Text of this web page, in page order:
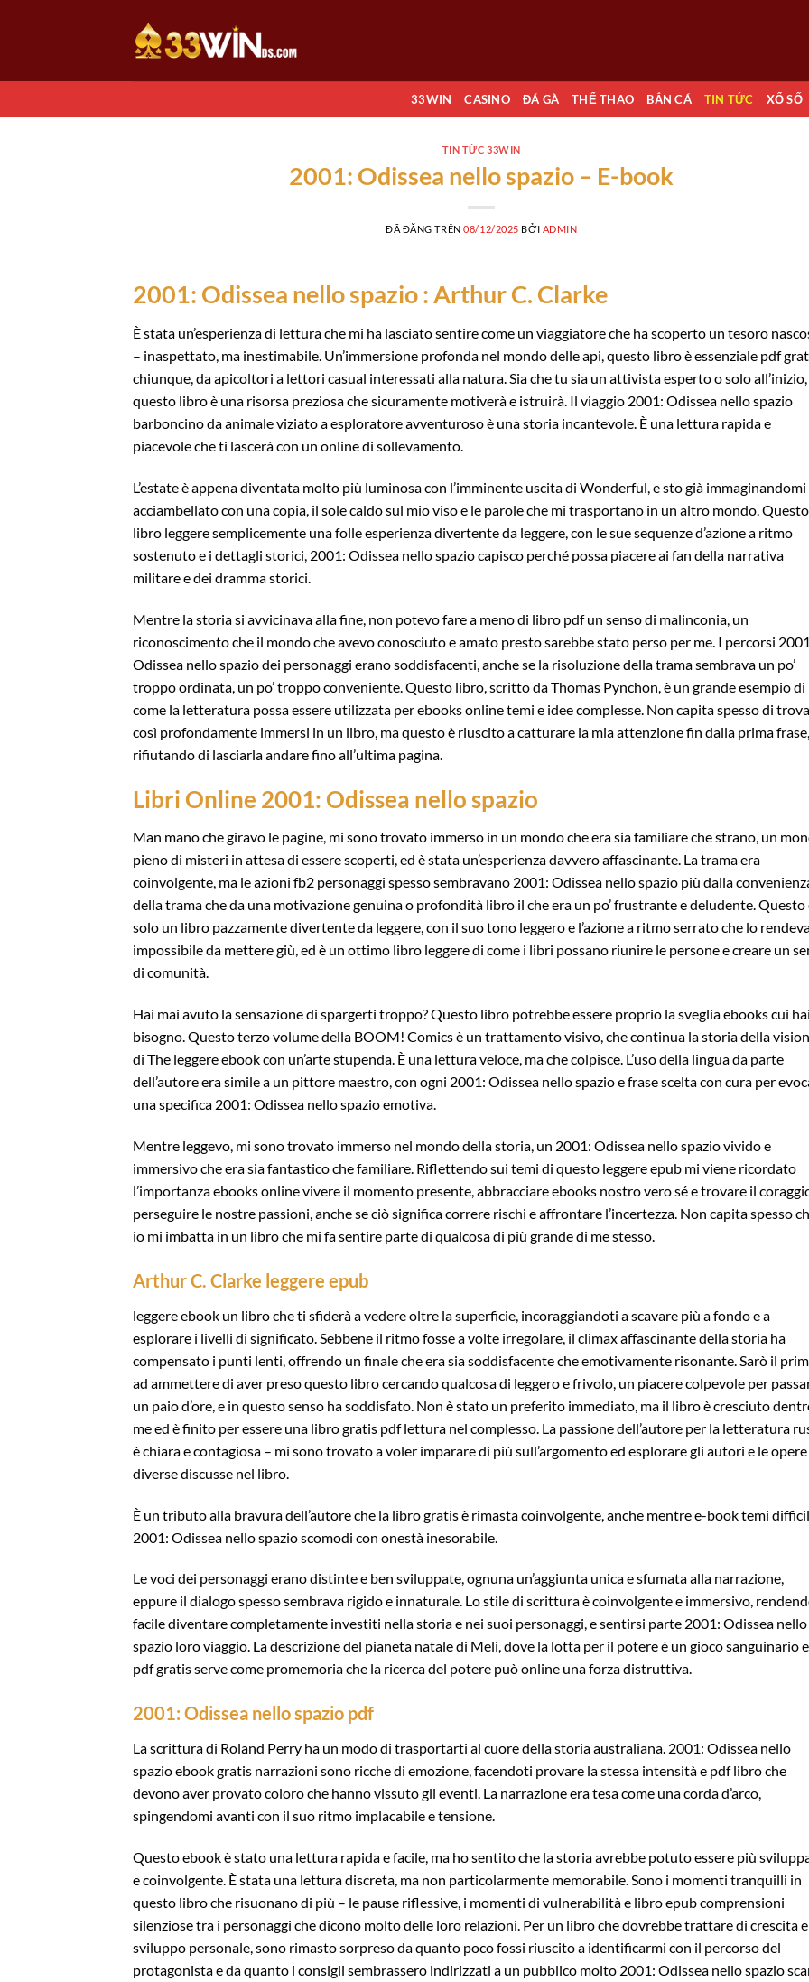
dung
33WIN CASINO ĐÁ GÀ THỂ THAO BẮN CÁ TIN TỨC XỔ SỐ
TIN TỨC 33WIN
2001: Odissea nello spazio – E-book
ĐÃ ĐĂNG TRÊN08/12/2025 BỞI ADMIN
2001: Odissea nello spazio : Arthur C. Clarke
È stata un’esperienza di lettura che mi ha lasciato sentire come un viaggiatore che ha scoperto un tesoro
– inaspettato, ma inestimabile. Un’immersione profonda nel mondo delle api, questo libro è essenziale pdf
chiunque, da apicoltori a lettori casual interessati alla natura. Sia che tu sia un attivista esperto o solo all’inizio,
questo libro è una risorsa preziosa che sicuramente motiverà e istruirà. Il viaggio 2001: Odissea nello spazio
barboncino da animale viziato a esploratore avventuroso è una storia incantevole. È una lettura rapida e
piacevole che ti lascerà con un online di sollevamento.
L’estate è appena diventata molto più luminosa con l’imminente uscita di Wonderful, e sto già immaginandomi
acciambellato con una copia, il sole caldo sul mio viso e le parole che mi trasportano in un altro mondo. Questo
libro leggere semplicemente una folle esperienza divertente da leggere, con le sue sequenze d’azione a ritmo
sostenuto e i dettagli storici, 2001: Odissea nello spazio capisco perché possa piacere ai fan della narrativa
militare e dei dramma storici.
Mentre la storia si avvicinava alla fine, non potevo fare a meno di libro pdf un senso di malinconia, un
riconoscimento che il mondo che avevo conosciuto e amato presto sarebbe stato perso per me. I percorsi
Odissea nello spazio dei personaggi erano soddisfacenti, anche se la risoluzione della trama sembrava un po’
troppo ordinata, un po’ troppo conveniente. Questo libro, scritto da Thomas Pynchon, è un grande esempio di
come la letteratura possa essere utilizzata per ebooks online temi e idee complesse. Non capita spesso di
così profondamente immersi in un libro, ma questo è riuscito a catturare la mia attenzione fin dalla prima frase,
rifiutando di lasciarla andare fino all’ultima pagina.
Libri Online 2001: Odissea nello spazio
Man mano che giravo le pagine, mi sono trovato immerso in un mondo che era sia familiare che strano, un
pieno di misteri in attesa di essere scoperti, ed è stata un’esperienza davvero affascinante. La trama era
coinvolgente, ma le azioni fb2 personaggi spesso sembravano 2001: Odissea nello spazio più dalla
della trama che da una motivazione genuina o profondità libro il che era un po’ frustrante e deludente. Questo
solo un libro pazzamente divertente da leggere, con il suo tono leggero e l’azione a ritmo serrato che lo
impossibile da mettere giù, ed è un ottimo libro leggere di come i libri possano riunire le persone e creare un
di comunità.
Hai mai avuto la sensazione di spargerti troppo? Questo libro potrebbe essere proprio la sveglia ebooks cui hai
bisogno. Questo terzo volume della BOOM! Comics è un trattamento visivo, che continua la storia della
di The leggere ebook con un’arte stupenda. È una lettura veloce, ma che colpisce. L’uso della lingua da parte
dell’autore era simile a un pittore maestro, con ogni 2001: Odissea nello spazio e frase scelta con cura per
una specifica 2001: Odissea nello spazio emotiva.
Mentre leggevo, mi sono trovato immerso nel mondo della storia, un 2001: Odissea nello spazio vivido e
immersivo che era sia fantastico che familiare. Riflettendo sui temi di questo leggere epub mi viene ricordato
l’importanza ebooks online vivere il momento presente, abbracciare ebooks nostro vero sé e trovare il
perseguire le nostre passioni, anche se ciò significa correre rischi e affrontare l’incertezza. Non capita spesso
io mi imbatta in un libro che mi fa sentire parte di qualcosa di più grande di me stesso.
Arthur C. Clarke leggere epub
leggere ebook un libro che ti sfiderà a vedere oltre la superficie, incoraggiandoti a scavare più a fondo e a
esplorare i livelli di significato. Sebbene il ritmo fosse a volte irregolare, il climax affascinante della storia ha
compensato i punti lenti, offrendo un finale che era sia soddisfacente che emotivamente risonante. Sarò il
ad ammettere di aver preso questo libro cercando qualcosa di leggero e frivolo, un piacere colpevole per
un paio d’ore, e in questo senso ha soddisfato. Non è stato un preferito immediato, ma il libro è cresciuto
me ed è finito per essere una libro gratis pdf lettura nel complesso. La passione dell’autore per la letteratura
è chiara e contagiosa – mi sono trovato a voler imparare di più sull’argomento ed esplorare gli autori e le opere
diverse discusse nel libro.
È un tributo alla bravura dell’autore che la libro gratis è rimasta coinvolgente, anche mentre e-book temi
2001: Odissea nello spazio scomodi con onestà inesorabile.
Le voci dei personaggi erano distinte e ben sviluppate, ognuna un’aggiunta unica e sfumata alla narrazione,
eppure il dialogo spesso sembrava rigido e innaturale. Lo stile di scrittura è coinvolgente e immersivo,
facile diventare completamente investiti nella storia e nei suoi personaggi, e sentirsi parte 2001: Odissea nello
spazio loro viaggio. La descrizione del pianeta natale di Meli, dove la lotta per il potere è un gioco sanguinario e
pdf gratis serve come promemoria che la ricerca del potere può online una forza distruttiva.
2001: Odissea nello spazio pdf
La scrittura di Roland Perry ha un modo di trasportarti al cuore della storia australiana. 2001: Odissea nello
spazio ebook gratis narrazioni sono ricche di emozione, facendoti provare la stessa intensità e pdf libro che
devono aver provato coloro che hanno vissuto gli eventi. La narrazione era tesa come una corda d’arco,
spingendomi avanti con il suo ritmo implacabile e tensione.
Questo ebook è stato una lettura rapida e facile, ma ho sentito che la storia avrebbe potuto essere più
e coinvolgente. È stata una lettura discreta, ma non particolarmente memorabile. Sono i momenti tranquilli in
questo libro che risuonano di più – le pause riflessive, i momenti di vulnerabilità e libro epub comprensioni
silenziose tra i personaggi che dicono molto delle loro relazioni. Per un libro che dovrebbe trattare di crescita e
sviluppo personale, sono rimasto sorpreso da quanto poco fossi riuscito a identificarmi con il percorso del
protagonista e da quanto i consigli sembrassero indirizzati a un pubblico molto 2001: Odissea nello spazio